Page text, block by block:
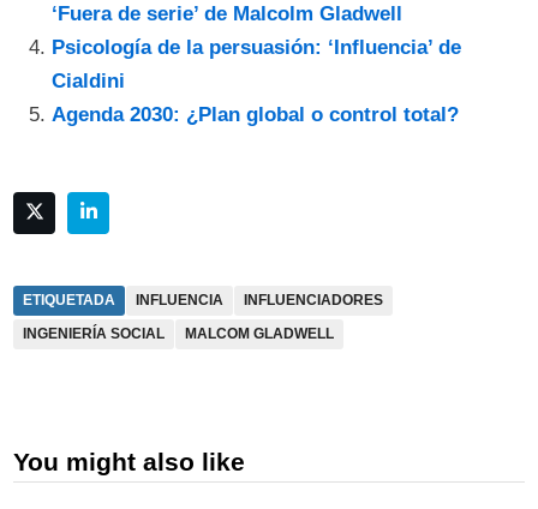
‘Fuera de serie’ de Malcolm Gladwell
Psicología de la persuasión: ‘Influencia’ de
Cialdini
Agenda 2030: ¿Plan global o control total?
ETIQUETADA INFLUENCIA
INFLUENCIADORES
INGENIERÍA SOCIAL
MALCOM GLADWELL
You might also like